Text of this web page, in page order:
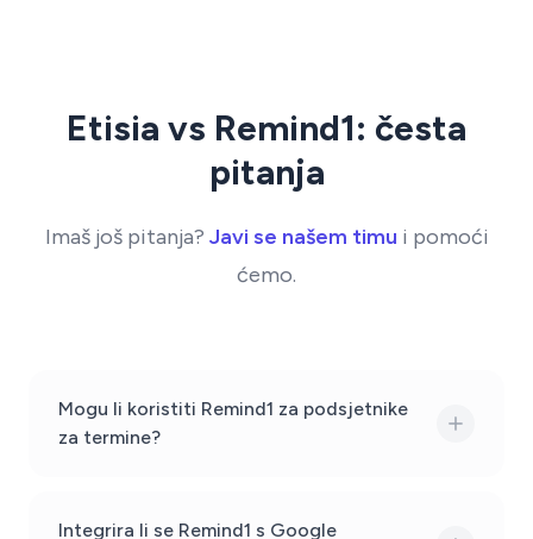
Etisia vs Remind1: česta
pitanja
Imaš još pitanja? Javi se našem timu i pomoći
ćemo.
Mogu li koristiti Remind1 za podsjetnike
za termine?
Integrira li se Remind1 s Google